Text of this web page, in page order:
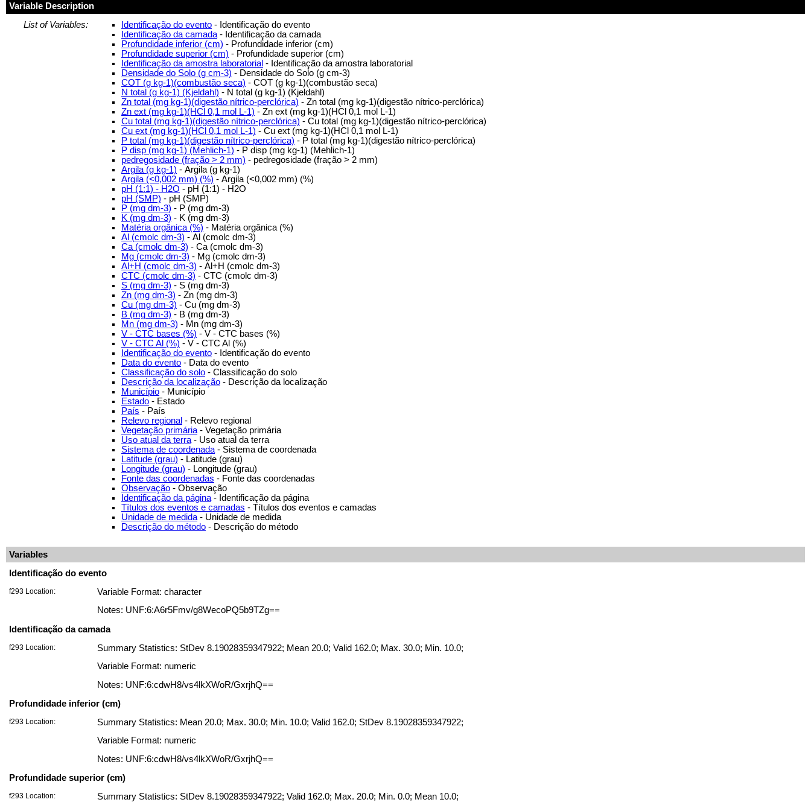
Variable Description
List of Variables:
Identificação do evento - Identificação do evento
Identificação da camada - Identificação da camada
Profundidade inferior (cm) - Profundidade inferior (cm)
Profundidade superior (cm) - Profundidade superior (cm)
Identificação da amostra laboratorial - Identificação da amostra laboratorial
Densidade do Solo (g cm-3) - Densidade do Solo (g cm-3)
COT (g kg-1)(combustão seca) - COT (g kg-1)(combustão seca)
N total (g kg-1) (Kjeldahl) - N total (g kg-1) (Kjeldahl)
Zn total (mg kg-1)(digestão nítrico-perclórica) - Zn total (mg kg-1)(digestão nítrico-perclórica)
Zn ext (mg kg-1)(HCl 0,1 mol L-1) - Zn ext (mg kg-1)(HCl 0,1 mol L-1)
Cu total (mg kg-1)(digestão nítrico-perclórica) - Cu total (mg kg-1)(digestão nítrico-perclórica)
Cu ext (mg kg-1)(HCl 0,1 mol L-1) - Cu ext (mg kg-1)(HCl 0,1 mol L-1)
P total (mg kg-1)(digestão nítrico-perclórica) - P total (mg kg-1)(digestão nítrico-perclórica)
P disp (mg kg-1) (Mehlich-1) - P disp (mg kg-1) (Mehlich-1)
pedregosidade (fração > 2 mm) - pedregosidade (fração > 2 mm)
Argila (g kg-1) - Argila (g kg-1)
Argila (<0,002 mm) (%) - Argila (<0,002 mm) (%)
pH (1:1) - H2O - pH (1:1) - H2O
pH (SMP) - pH (SMP)
P (mg dm-3) - P (mg dm-3)
K (mg dm-3) - K (mg dm-3)
Matéria orgânica (%) - Matéria orgânica (%)
Al (cmolc dm-3) - Al (cmolc dm-3)
Ca (cmolc dm-3) - Ca (cmolc dm-3)
Mg (cmolc dm-3) - Mg (cmolc dm-3)
Al+H (cmolc dm-3) - Al+H (cmolc dm-3)
CTC (cmolc dm-3) - CTC (cmolc dm-3)
S (mg dm-3) - S (mg dm-3)
Zn (mg dm-3) - Zn (mg dm-3)
Cu (mg dm-3) - Cu (mg dm-3)
B (mg dm-3) - B (mg dm-3)
Mn (mg dm-3) - Mn (mg dm-3)
V - CTC bases (%) - V - CTC bases (%)
V - CTC Al (%) - V - CTC Al (%)
Identificação do evento - Identificação do evento
Data do evento - Data do evento
Classificação do solo - Classificação do solo
Descrição da localização - Descrição da localização
Município - Município
Estado - Estado
País - País
Relevo regional - Relevo regional
Vegetação primária - Vegetação primária
Uso atual da terra - Uso atual da terra
Sistema de coordenada - Sistema de coordenada
Latitude (grau) - Latitude (grau)
Longitude (grau) - Longitude (grau)
Fonte das coordenadas - Fonte das coordenadas
Observação - Observação
Identificação da página - Identificação da página
Títulos dos eventos e camadas - Títulos dos eventos e camadas
Unidade de medida - Unidade de medida
Descrição do método - Descrição do método
Variables
Identificação do evento
f293 Location:
Variable Format: character
Notes: UNF:6:A6r5Fmv/g8WecoPQ5b9TZg==
Identificação da camada
f293 Location:
Summary Statistics: StDev 8.19028359347922; Mean 20.0; Valid 162.0; Max. 30.0; Min. 10.0;
Variable Format: numeric
Notes: UNF:6:cdwH8/vs4lkXWoR/GxrjhQ==
Profundidade inferior (cm)
f293 Location:
Summary Statistics: Mean 20.0; Max. 30.0; Min. 10.0; Valid 162.0; StDev 8.19028359347922;
Variable Format: numeric
Notes: UNF:6:cdwH8/vs4lkXWoR/GxrjhQ==
Profundidade superior (cm)
f293 Location:
Summary Statistics: StDev 8.19028359347922; Valid 162.0; Max. 20.0; Min. 0.0; Mean 10.0;